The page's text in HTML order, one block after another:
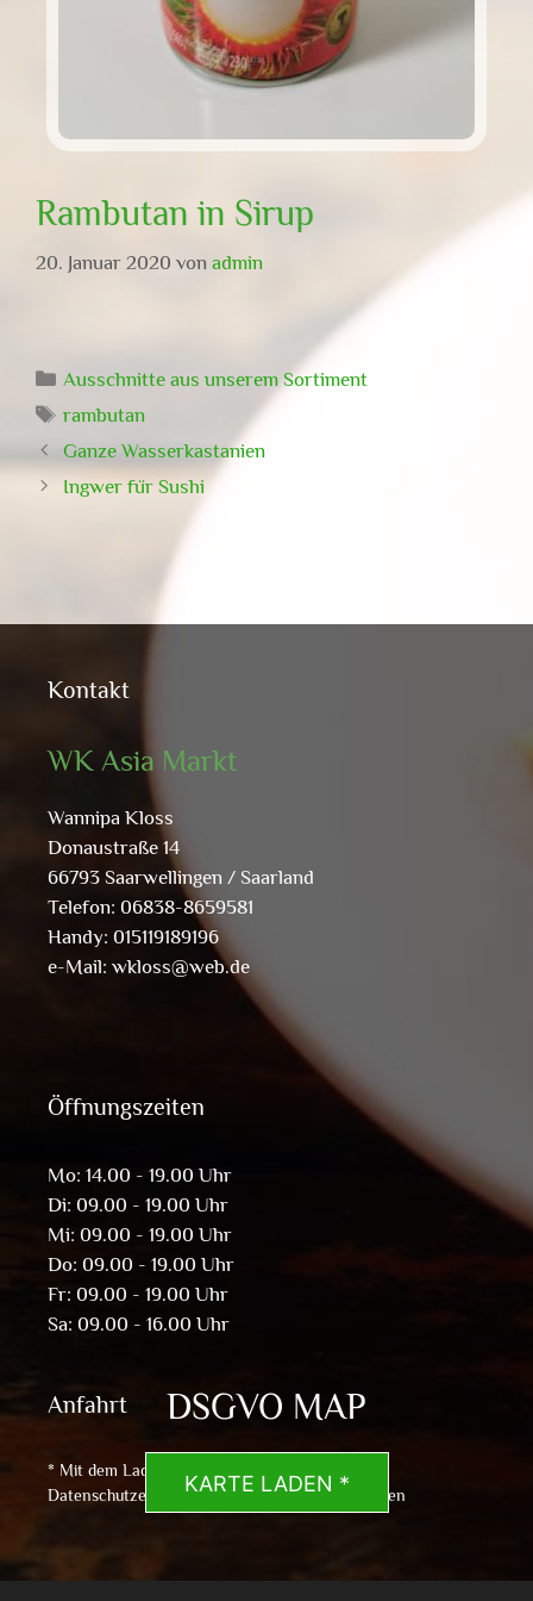
Rambutan in Sirup
20. Januar 2020 von admin
Kategorien
Ausschnitte aus unserem Sortiment
Schlagwörter
rambutan
Ganze Wasserkastanien
Ingwer für Sushi
Kontakt
WK Asia Markt
Wannipa Kloss
Donaustraße 14
66793 Saarwellingen / Saarland
Telefon: 06838-8659581
Handy: 015119189196
e-Mail: wkloss@web.de
Öffnungszeiten
Mo: 14.00 - 19.00 Uhr
Di: 09.00 - 19.00 Uhr
Mi: 09.00 - 19.00 Uhr
Do: 09.00 - 19.00 Uhr
Fr: 09.00 - 19.00 Uhr
Sa: 09.00 - 16.00 Uhr
Anfahrt DSGVO MAP
KARTE LADEN *
* Mit dem Laden der Karte akzeptierst du die
Datenschutzerklärung von Google.Mehr erfahren